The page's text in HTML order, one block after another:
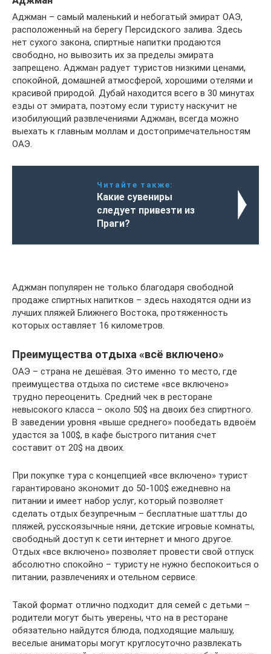
Аджман – самый маленький и небогатый эмират ОАЭ,
расположенный на берегу Персидского залива. Здесь
нет сухого закона, спиртные напитки продаются
свободно, но вывозить их за пределы эмирата
запрещено. Аджман радует туристов низкими ценами,
спокойной, домашней атмосферой, хорошими отелями и
красивой природой. Дубай находится всего в 30 минутах
езды от эмирата, поэтому если туристу наскучит не
изобилующий развлечениями Аджман, всегда можно
выехать к главным моллам и достопримечательностям
ОАЭ.
Читайте также:
Какие сувениры
следует привезти из
Праги?
Аджман популярен не только благодаря свободной
продаже спиртных напитков – здесь находятся одни из
лучших пляжей Ближнего Востока, протяженность
которых оставляет 16 километров.
Преимущества отдыха «всё включено»
ОАЭ – страна не дешёвая. Это именно то место, где
преимущества отдыха по системе «все включено»
трудно переоценить. Средний чек в ресторане
невысокого класса – около 50$ на двоих без спиртного.
В заведении уровня «выше среднего» пообедать вдвоём
удастся за 100$, в кафе быстрого питания счет
составит от 20$ на двоих.
При покупке тура с концепцией «все включено» турист
гарантировано экономит до 50-100$ ежедневно на
питании и имеет набор услуг, который позволяет
сделать отдых безупречным – бесплатные шаттлы до
пляжей, русскоязычные няни, детские игровые комнаты,
свободный доступ к сети интернет и много другое.
Отдых «все включено» позволяет провести свой отпуск
абсолютно спокойно – туристу не нужно беспокоиться о
питании, развлечениях и отельном сервисе.
Такой формат отлично подходит для семей с детьми –
родители могут быть уверены, что на в ресторане
обязательно найдутся блюда, подходящие малышу,
веселые аниматоры могут круглосуточно развлекать